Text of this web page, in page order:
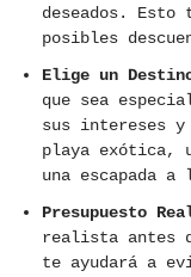
deseados.
posibles
Elige un
que sea
sus intereses y
playa exótica,
una escapada a
Presupuesto
realista antes
te ayudará a